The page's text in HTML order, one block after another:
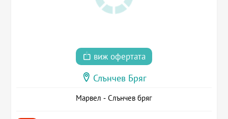
виж офертата
Слънчев Бряг
Марвел - Слънчев бряг